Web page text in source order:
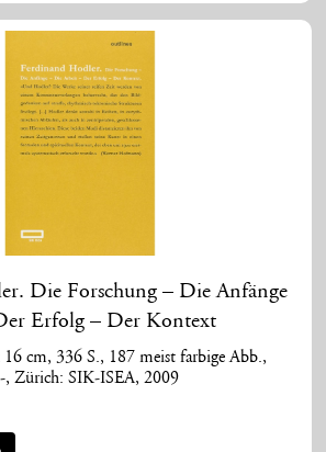
Die Forschung – Die Anfänge
Erfolg – Der Kontext
cm, 336 S., 187 meist farbige Abb.,
, Zürich: SIK-ISEA, 2009